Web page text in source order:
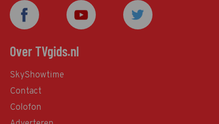
Over TVgids.nl
SkyShowtime
Contact
Colofon